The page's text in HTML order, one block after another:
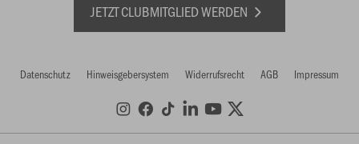
JETZT CLUBMITGLIED WERDEN
Datenschutz Hinweisgebersystem Widerrufsrecht AGB Impressum